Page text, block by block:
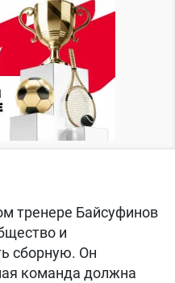
тренере Байсуфинов
и
сборную. Он
команда должна